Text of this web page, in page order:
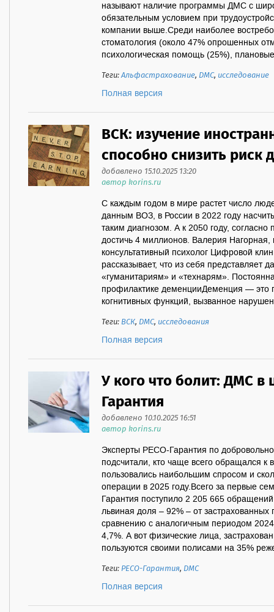
называют наличие программы ДМС с
обязательным условием при
компании выше.Среди наиболее
стоматология (около 47% опрошенных
психологическая помощь (25%),
Теги:Альфастрахование, ДМС, исследование
Полная версия
ВСК: изучение
способно снизить риск
добавлено 15.10.2025 13:20
автор korins.ru
С каждым годом в мире растет число
данным ВОЗ, в России в 2022 году
таким диагнозом. А к 2050 году,
достичь 4 миллионов. Валерия Нагорная,
консультативный психолог Цифровой
рассказывает, что из себя представляет
«гуманитариям» и «технарям».
профилактике деменцииДеменция — это
когнитивных функций, вызванное
Теги:ВСК, ДМС, исследования
Полная версия
У кого что болит: ДМС
Гарантия
добавлено 10.10.2025 16:51
автор korins.ru
Эксперты РЕСО-Гарантия по
подсчитали, кто чаще всего обращался
пользовались наибольшим спросом и
операции в 2025 году.Всего за первые
Гарантия поступило 2 205 665
львиная доля – 92% – от
сравнению с аналогичным периодом 2024
4,7%. А вот физические лица,
пользуются своими полисами на 35%
Теги:РЕСО-Гарантия, ДМС
Полная версия